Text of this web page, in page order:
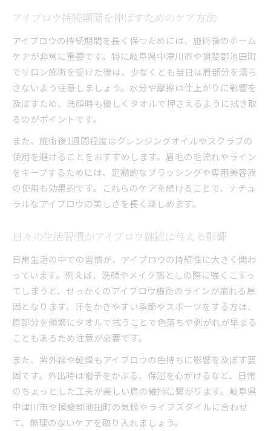
アイブロウ持続期間を伸ばすためのケア方法
アイブロウの持続期間を長く保つためには、施術後のホーム
ケアが非常に重要です。特に岐阜県中津川市や揖斐郡池田町
でサロン施術を受けた後は、少なくとも当日は眉部分を濡ら
さないよう注意しましょう。水分や摩擦は仕上がりに影響を
及ぼすため、洗顔時も優しくタオルで押さえるように拭き取
るのがポイントです。
また、施術後1週間程度はクレンジングオイルやスクラブの
使用を避けることをおすすめします。眉毛の毛流れやライン
をキープするためには、定期的なブラッシングや専用美容液
の使用も効果的です。これらのケアを続けることで、ナチュ
ラルなアイブロウの美しさを長く楽しめます。
日々の生活習慣がアイブロウ継続に与える影響
日常生活の中での習慣が、アイブロウの持続性に大きく関わ
っています。例えば、洗顔やメイク落としの際に強くこすっ
てしまうと、せっかくのアイブロウ施術のラインが崩れる原
因となります。汗をかきやすい季節やスポーツをする方は、
眉部分を頻繁にタオルで拭うことで色落ちや剥がれが早まる
こともあるため注意が必要です。
また、紫外線や乾燥もアイブロウの色持ちに影響を及ぼす要
因です。外出時は帽子をかぶる、保湿を心がけるなど、日常
のちょっとした工夫が美しい眉の維持に繋がります。岐阜県
中津川市や揖斐郡池田町の気候やライフスタイルに合わせ
て、無理のないケアを取り入れましょう。